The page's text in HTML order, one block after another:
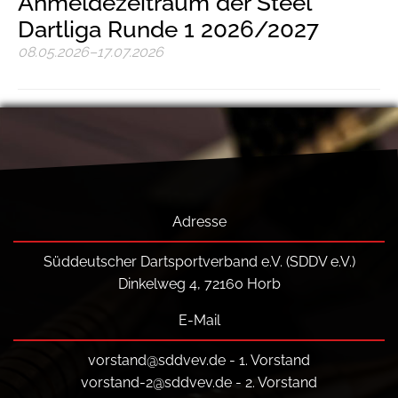
Dartliga Runde 1 2026/2027
08.05.2026–17.07.2026
Adresse
Süddeutscher Dartsportverband e.V. (SDDV e.V.)
Dinkelweg 4, 72160 Horb
E-Mail
vorstand@sddvev.de - 1. Vorstand
vorstand-2@sddvev.de - 2. Vorstand